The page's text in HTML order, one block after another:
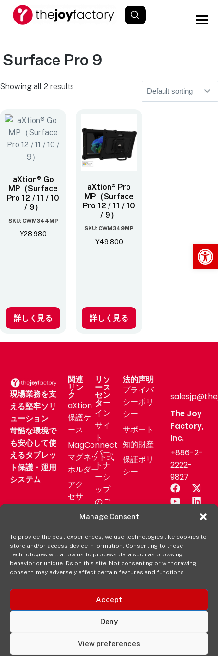
Manage Consent
To provide the best experiences, we use technologies like cookies to
store and/or access device information. Consenting to these
technologies will allow us to process data such as browsing
behavior or unique IDs on this site. Not consenting or withdrawing
consent, may adversely affect certain features and functions.
Accept
Deny
View preferences
Surface Pro 9
Showing all 2 results
aXtion® Go
MP（Surface
Pro 12 / 11 / 10
/ 9）
SKU: CWM344MP
¥28,980
詳しく見る
aXtion® Pro
MP（Surface
Pro 12 / 11 / 10
/ 9）
SKU: CWM349MP
¥49,800
詳しく見る
現場業務を支
える堅牢ソリ
ューション
苛酷な環境で
も安心して使
えるタブレッ
ト保護・運用
システム
関連
リン
ク
aXtion
保護ケ
ース
MagConnect
マグネット式
ホルダー
アク
セサ
用製
品
aXtion
の各製
品を購
リソ
ース
セン
ター
イン
サイ
ト
パー
トナ
ーシ
ップ
のご
相談
ート
ニュ
ース
ース
販売
元
法的声明
プライバ
シーポリ
シー
サポート
知的財産
保証ポリ
シー
The Joy
Factory,
Inc.
+886-2-
2222-
9827